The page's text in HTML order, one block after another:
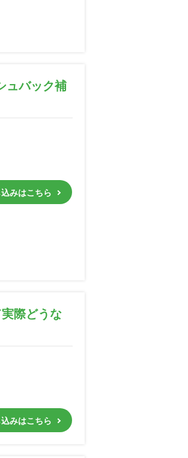
バック補
みはこちら
際どうな
みはこちら